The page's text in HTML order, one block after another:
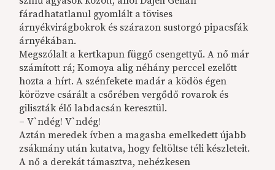
fáradhatatlanul gyomlált a tövises
árnyékvirágbokrok és szárazon sustorgó pipacsfák
árnyékában.
Megszólalt a kertkapun függő csengettyű. A nő már
számított rá; Komoya alig néhány perccel ezelőtt
hozta a hírt. A szénfekete madár a ködös égen
körözve csárált a csőrében vergődő rovarok és
giliszták élő labdacsán keresztül.
– V`ndég! V`ndég!
Aztán meredek ívben a magasba emelkedett újabb
zsákmány után kutatva, hogy feltöltse téli készleteit.
A nő a derekát támasztva, nehézkesen